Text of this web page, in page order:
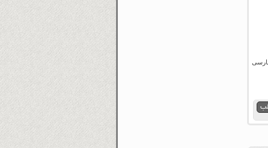
فارسی